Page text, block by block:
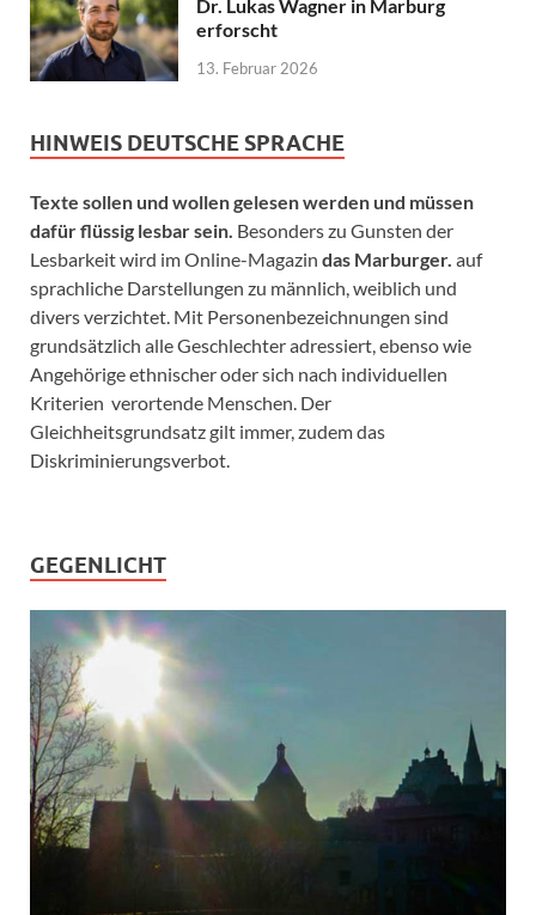
Dr. Lukas Wagner in Marburg
erforscht
13. Februar 2026
HINWEIS DEUTSCHE SPRACHE
Texte sollen und wollen gelesen werden und müssen
dafür flüssig lesbar sein. Besonders zu Gunsten der
Lesbarkeit wird im Online-Magazin das Marburger. auf
sprachliche Darstellungen zu männlich, weiblich und
divers verzichtet. Mit Personenbezeichnungen sind
grundsätzlich alle Geschlechter adressiert, ebenso wie
Angehörige ethnischer oder sich nach individuellen
Kriterien verortende Menschen. Der
Gleichheitsgrundsatz gilt immer, zudem das
Diskriminierungsverbot.
GEGENLICHT